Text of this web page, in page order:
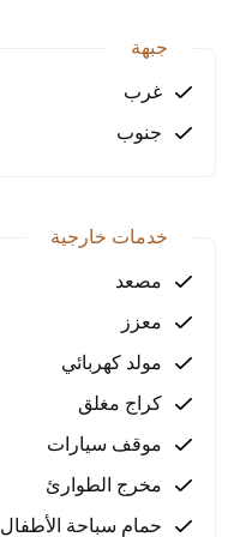
جبهة
غرب
جنوب
خدمات خارجية
مصعد
معزز
مولد كهربائي
كراج مغلق
موقف سيارات
مخرج الطوارئ
حمام سباحة الأطفال